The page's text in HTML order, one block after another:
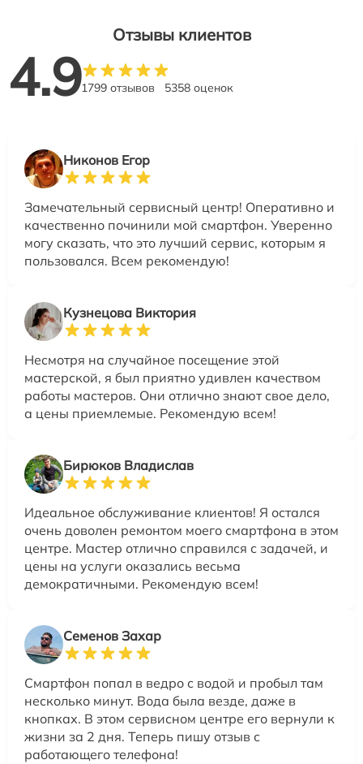
Отзывы клиентов
4.91799 отзывов 5358 оценок
Никонов Егор
Замечательный сервисный центр! Оперативно и
качественно починили мой смартфон. Уверенно
могу сказать, что это лучший сервис, которым я
пользовался. Всем рекомендую!
Кузнецова Виктория
Несмотря на случайное посещение этой
мастерской, я был приятно удивлен качеством
работы мастеров. Они отлично знают свое дело,
а цены приемлемые. Рекомендую всем!
Бирюков Владислав
Идеальное обслуживание клиентов! Я остался
очень доволен ремонтом моего смартфона в этом
центре. Мастер отлично справился с задачей, и
цены на услуги оказались весьма
демократичными. Рекомендую всем!
Семенов Захар
Смартфон попал в ведро с водой и пробыл там
несколько минут. Вода была везде, даже в
кнопках. В этом сервисном центре его вернули к
жизни за 2 дня. Теперь пишу отзыв с
работающего телефона!